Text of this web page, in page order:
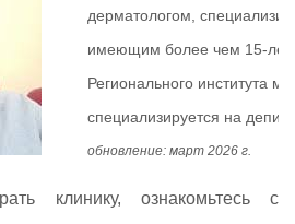
дерматологом,
имеющим более чем 15-
Регионального института
специализируется на
обновление: март 2026 г.
клинику, ознакомьтесь с